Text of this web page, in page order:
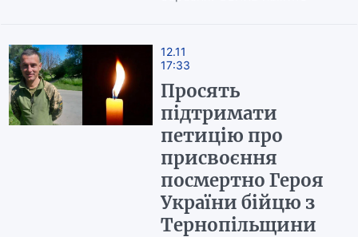
12.11
17:33
Просять
підтримати
петицію про
присвоєння
посмертно Героя
України бійцю з
Тернопільщини